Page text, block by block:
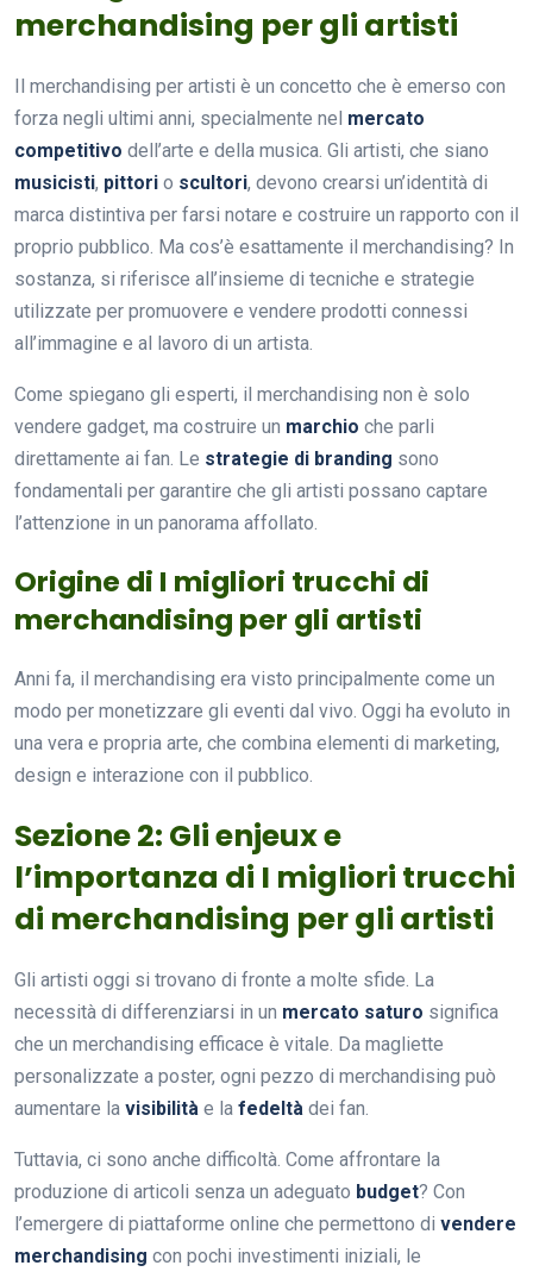
merchandising per gli artisti
Il merchandising per artisti è un concetto che è emerso con
forza negli ultimi anni, specialmente nel mercato
competitivo dell’arte e della musica. Gli artisti, che siano
musicisti, pittori o scultori, devono crearsi un’identità di
marca distintiva per farsi notare e costruire un rapporto con il
proprio pubblico. Ma cos’è esattamente il merchandising? In
sostanza, si riferisce all’insieme di tecniche e strategie
utilizzate per promuovere e vendere prodotti connessi
all’immagine e al lavoro di un artista.
Come spiegano gli esperti, il merchandising non è solo
vendere gadget, ma costruire un marchio che parli
direttamente ai fan. Le strategie di branding sono
fondamentali per garantire che gli artisti possano captare
l’attenzione in un panorama affollato.
Origine di I migliori trucchi di
merchandising per gli artisti
Anni fa, il merchandising era visto principalmente come un
modo per monetizzare gli eventi dal vivo. Oggi ha evoluto in
una vera e propria arte, che combina elementi di marketing,
design e interazione con il pubblico.
Sezione 2: Gli enjeux e
l’importanza di I migliori trucchi
di merchandising per gli artisti
Gli artisti oggi si trovano di fronte a molte sfide. La
necessità di differenziarsi in un mercato saturo significa
che un merchandising efficace è vitale. Da magliette
personalizzate a poster, ogni pezzo di merchandising può
aumentare la visibilità e la fedeltà dei fan.
Tuttavia, ci sono anche difficoltà. Come affrontare la
produzione di articoli senza un adeguato budget? Con
l’emergere di piattaforme online che permettono di vendere
merchandising con pochi investimenti iniziali, le